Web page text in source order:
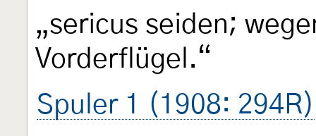
„sericus seiden;
Vorderflügel.“
Spuler 1 (1908: 294R)